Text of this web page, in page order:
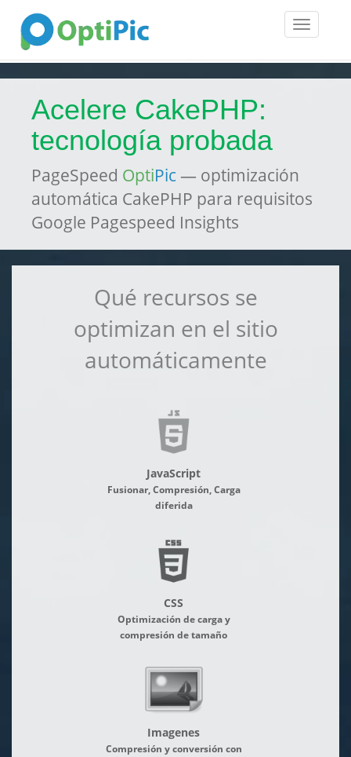
Toggle
Acelere CakePHP:
tecnología probada
PageSpeed OptiPic — optimización
automática CakePHP para requisitos
Google Pagespeed Insights
Qué recursos se
optimizan en el sitio
automáticamente
JavaScript
Fusionar, Compresión, Carga
diferida
CSS
Optimización de carga y
compresión de tamaño
Imagenes
Compresión y conversión con